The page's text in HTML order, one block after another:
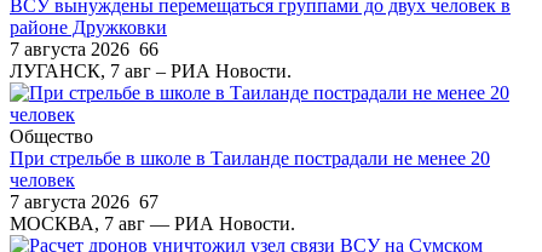
ВСУ вынуждены перемещаться группами до двух человек в
районе Дружковки
7 августа 2026 66
ЛУГАНСК, 7 авг – РИА Новости.
Общество
При стрельбе в школе в Таиланде пострадали не менее 20
человек
7 августа 2026 67
МОСКВА, 7 авг — РИА Новости.